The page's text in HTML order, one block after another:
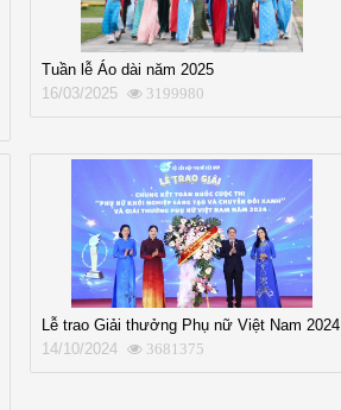
Tuần lễ Áo dài năm 2025
16/03/2025
3199980
Lễ trao Giải thưởng Phụ nữ Việt Nam 2024
14/10/2024
3681375